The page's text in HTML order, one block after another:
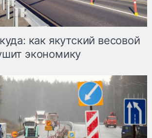
как якутский весовой
экономику